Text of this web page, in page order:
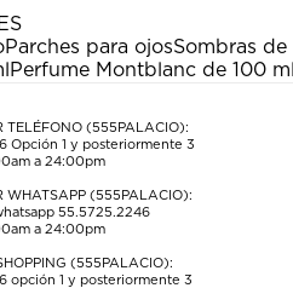
Parches para ojosSombras de
Perfume Montblanc de 100
TELÉFONO (555PALACIO):
Opción 1 y posteriormente 3
a 24:00pm
WHATSAPP (555PALACIO):
55.5725.2246
a 24:00pm
(555PALACIO):
opción 1 y posteriormente 3